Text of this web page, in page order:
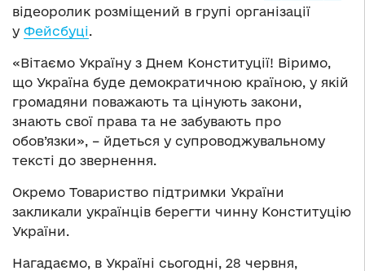
відеоролик розміщений в групі організації
у Фейсбуці
«Вітаємо Україну з Днем Конституції! Віримо,
що Україна буде демократичною країною, у якій
громадяни поважають та цінують закони,
знають свої права та не забувають про
обов’язки», – йдеться у супроводжувальному
тексті до звернення.
Окремо Товариство підтримки України
закликали українців берегти чинну Конституцію
України.
Нагадаємо, в Україні сьогодні, 28 червня,